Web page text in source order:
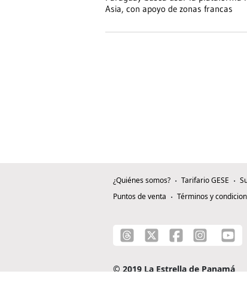
Asia, con apoyo de zonas francas
¿Quiénes somos? Tarifario GESE
Puntos de venta
Términos y
© 2019 La Estrella de Panamá